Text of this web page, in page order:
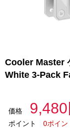
Cooler Master
White 3-Pack
価格 9,480
ポイント
0ポイン